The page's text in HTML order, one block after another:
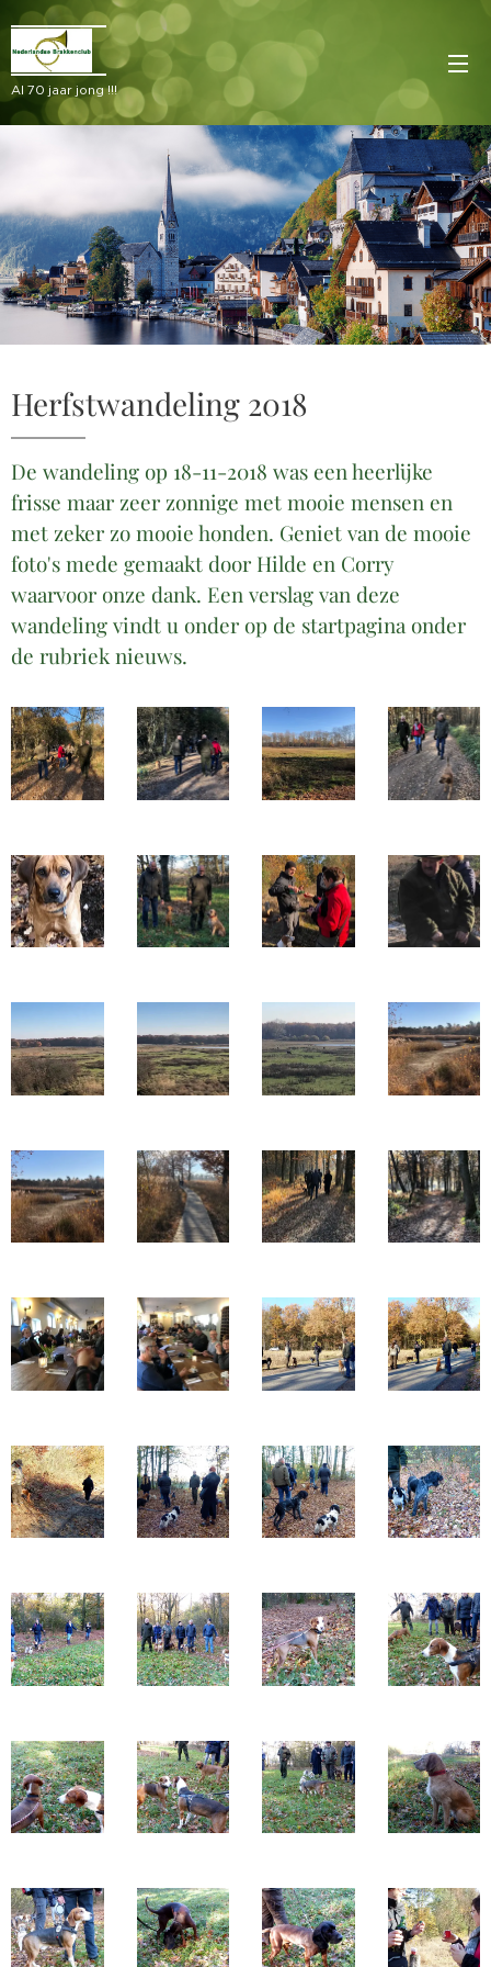
Al 70 jaar jong !!!
Herfstwandeling 2018
De wandeling op 18-11-2018 was een heerlijke
frisse maar zeer zonnige met mooie mensen en
met zeker zo mooie honden. Geniet van de mooie
foto's mede gemaakt door Hilde en Corry
waarvoor onze dank. Een verslag van deze
wandeling vindt u onder op de startpagina onder
de rubriek nieuws.